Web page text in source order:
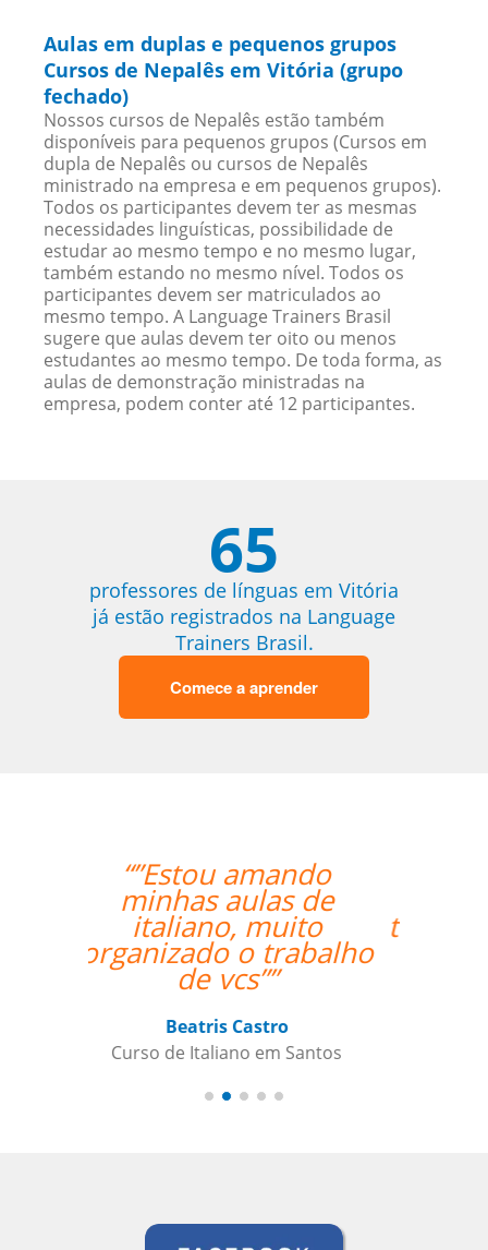
Aulas em duplas e pequenos grupos
Cursos de Nepalês em Vitória (grupo
fechado)
Nossos cursos de Nepalês estão também
disponíveis para pequenos grupos (Cursos em
dupla de Nepalês ou cursos de Nepalês
ministrado na empresa e em pequenos grupos).
Todos os participantes devem ter as mesmas
necessidades linguísticas, possibilidade de
estudar ao mesmo tempo e no mesmo lugar,
também estando no mesmo nível. Todos os
participantes devem ser matriculados ao
mesmo tempo. A Language Trainers Brasil
sugere que aulas devem ter oito ou menos
estudantes ao mesmo tempo. De toda forma, as
aulas de demonstração ministradas na
empresa, podem conter até 12 participantes.
65
professores de línguas em Vitória
já estão registrados na Language
Trainers Brasil.
Comece a aprender
“”My wife likes the
lessons and the
teacher's punctuality.””
Seok Kwon